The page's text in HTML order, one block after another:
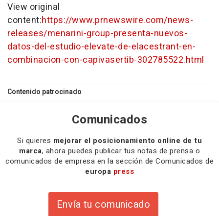
View original
content:https://www.prnewswire.com/news-
releases/menarini-group-presenta-nuevos-
datos-del-estudio-elevate-de-elacestrant-en-
combinacion-con-capivasertib-302785522.html
Contenido patrocinado
Comunicados
Si quieres mejorar el posicionamiento online de tu
marca, ahora puedes publicar tus notas de prensa o
comunicados de empresa en la sección de Comunicados de
europa press
Envía tu comunicado